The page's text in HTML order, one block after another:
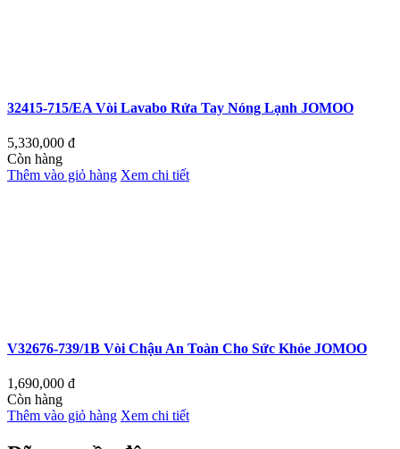
32415-715/EA Vòi Lavabo Rửa Tay Nóng Lạnh JOMOO
5,330,000 đ
Còn hàng
Thêm vào giỏ hàng Xem chi tiết
V32676-739/1B Vòi Chậu An Toàn Cho Sức Khỏe JOMOO
1,690,000 đ
Còn hàng
Thêm vào giỏ hàng Xem chi tiết